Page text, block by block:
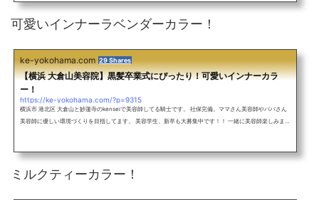
ッド系カラー！ミル...
可愛いインナーラベンダーカラー！
ke-yokohama.com 29 Shares
【横浜 大倉山美容院】黒髪卒業式にぴったり！可愛いインナーカラ
ー！
https://ke-yokohama.com/?p=9315
横浜市 港北区 大倉山と妙蓮寺のkenseiで美容師してる騎士です。 社保完備。ママさん美容師やパパさん
美容師に優しい環境づくりを目指してます。 美容学生、新卒も大募集中です！！ 一緒に美容師楽しみまし
すとで丸みのある縮毛矯正をしたい！ 超絶お待ちしてます！ メンズも大歓迎！バレイヤージュを使ったレ
ッド系カラー！ミル...
ミルクティーカラー！